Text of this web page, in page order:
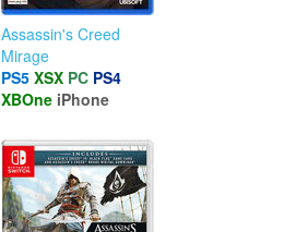
Assassin's Creed
Mirage
PS5 XSX PC PS4
XBOne iPhone